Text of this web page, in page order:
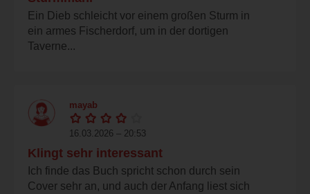
Ein Dieb schleicht vor einem großen Sturm in
ein armes Fischerdorf, um in der dortigen
Taverne...
mayab
16.03.2026 – 20:53
Klingt sehr interessant
Ich finde das Buch spricht schon durch sein
Cover sehr an, und auch der Anfang liest sich